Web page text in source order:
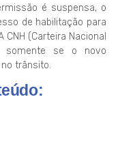
é suspensa, o
de habilitação para
(Carteira Nacional
somente se o novo
trânsito.